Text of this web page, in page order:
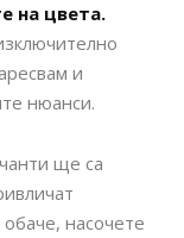
на цвета.
и
нюанси.
ще са
насочете